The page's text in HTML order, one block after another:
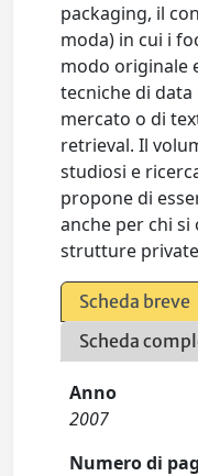
packaging, il
moda) in cui i
modo originale
tecniche di
mercato o di
retrieval. Il
studiosi e
propone di
anche per chi
strutture
Scheda breve
Scheda
Anno
2007
Numero di